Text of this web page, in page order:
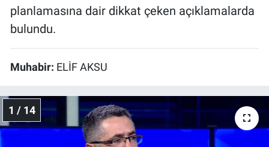
planlamasına dair dikkat çeken açıklamalarda
bulundu.
Muhabir: ELİF AKSU
1 / 14